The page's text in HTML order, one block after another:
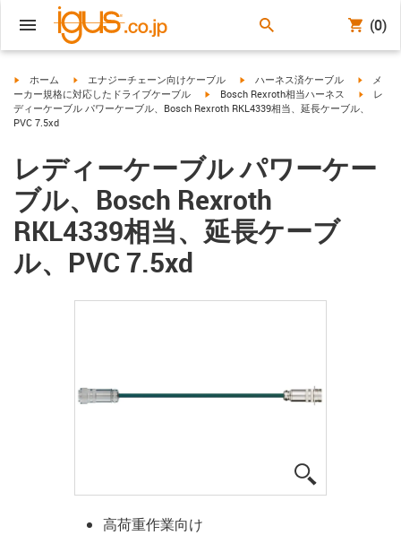
(0)
igus-icon-arrow-right
ホーム igus-icon-arrow-right
エナジーチェーン向けケーブル igus-icon-arrow-right
ハーネス済ケーブル igus-
メ
ーカー規格に対応したドライブケーブル
igus-icon-arrow-right
Bosch Rexroth相当ハーネス igus-
レ
ディーケーブル パワーケーブル、Bosch Rexroth RKL4339相当、延長ケーブル、
PVC 7.5xd
レディーケーブル パワーケー
ブル、Bosch Rexroth
RKL4339相当、延長ケーブ
ル、PVC 7.5xd
高荷重作業向け